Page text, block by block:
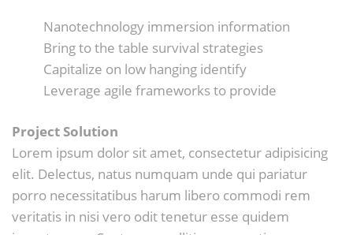
Nanotechnology immersion information
Bring to the table survival strategies
Capitalize on low hanging identify
Leverage agile frameworks to provide
Project Solution
Lorem ipsum dolor sit amet, consectetur adipisicing
elit. Delectus, natus numquam unde qui pariatur
porro necessitatibus harum libero commodi rem
veritatis in nisi vero odit tenetur esse quidem